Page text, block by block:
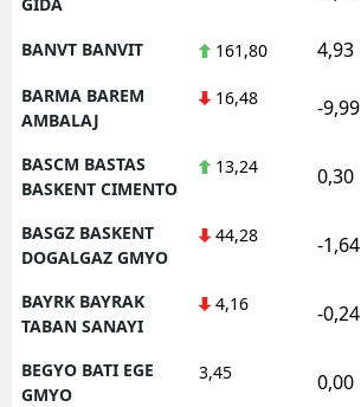
BANVT BANVIT 161,80 4,93
BARMA BAREM
AMBALAJ
16,48 -9,99
BASCM BASTAS
BASKENT CIMENTO
13,24 0,30
BASGZ BASKENT
DOGALGAZ GMYO
44,28 -1,64
BAYRK BAYRAK
TABAN SANAYI
4,16 -0,24
BEGYO BATI EGE
GMYO
3,45 0,00